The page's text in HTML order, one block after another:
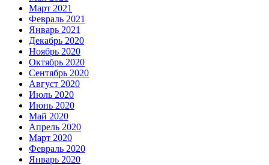
Март 2021
Февраль 2021
Январь 2021
Декабрь 2020
Ноябрь 2020
Октябрь 2020
Сентябрь 2020
Август 2020
Июль 2020
Июнь 2020
Май 2020
Апрель 2020
Март 2020
Февраль 2020
Январь 2020